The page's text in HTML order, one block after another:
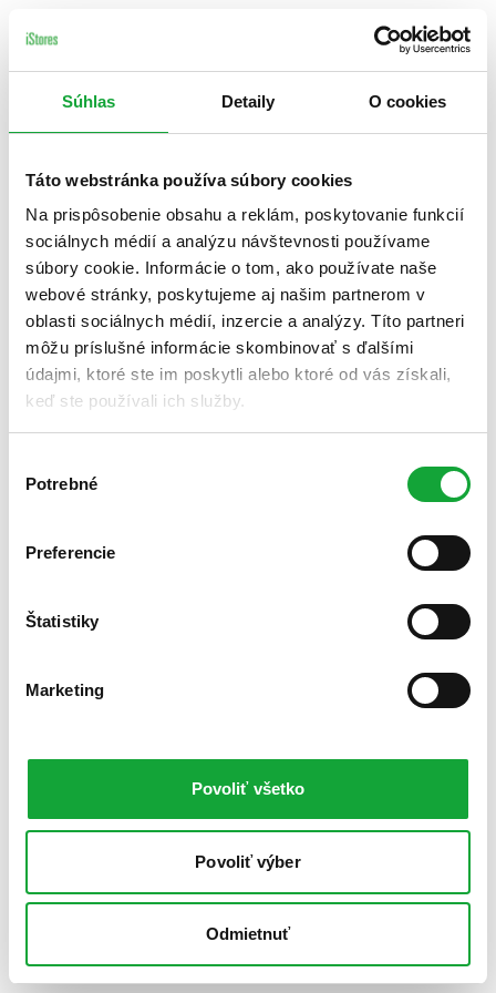
Súhlas Detaily O cookies
Táto webstránka používa súbory cookies
Na prispôsobenie obsahu a reklám, poskytovanie funkcií
sociálnych médií a analýzu návštevnosti používame
súbory cookie. Informácie o tom, ako používate naše
webové stránky, poskytujeme aj našim partnerom v
oblasti sociálnych médií, inzercie a analýzy. Títo partneri
môžu príslušné informácie skombinovať s ďalšími
údajmi, ktoré ste im poskytli alebo ktoré od vás získali,
keď ste používali ich služby.
súhlasu
Potrebné
Preferencie
Štatistiky
Marketing
Povoliť všetko
Povoliť výber
Odmietnuť